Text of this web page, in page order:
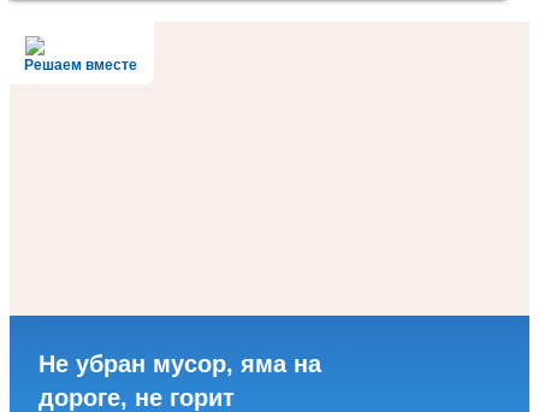
Решаем вместе
Не убран мусор, яма на
дороге, не горит